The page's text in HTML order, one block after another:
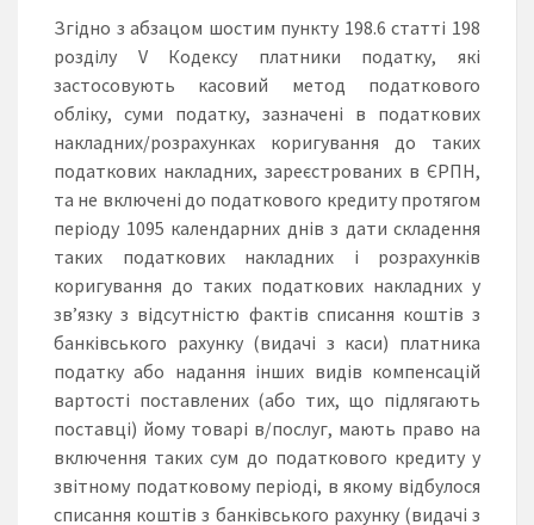
Згідно з абзацом шостим пункту 198.6 статті 198
розділу V Кодексу платники податку, які
застосовують касовий метод податкового
обліку, суми податку, зазначені в податкових
накладних/розрахунках коригування до таких
податкових накладних, зареєстрованих в ЄРПН,
та не включені до податкового кредиту протягом
періоду 1095 календарних днів з дати складення
таких податкових накладних і розрахунків
коригування до таких податкових накладних у
зв’язку з відсутністю фактів списання коштів з
банківського рахунку (видачі з каси) платника
податку або надання інших видів компенсацій
вартості поставлених (або тих, що підлягають
поставці) йому товарі в/послуг, мають право на
включення таких сум до податкового кредиту у
звітному податковому періоді, в якому відбулося
списання коштів з банківського рахунку (видачі з